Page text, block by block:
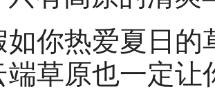
热爱夏日的
端草原也一定